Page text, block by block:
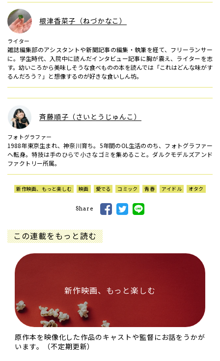
根津香菜子（ねづかなこ）
ライター
雑誌編集部のアシスタントや新聞記事の編集・執筆を経て、フリーランサー
に。学生時代、入院中に読んだインタビュー記事に胸が震え、ライターを志
す。幼いころから美味しそうな食べものの本を読んでは「これはどんな味がす
るんだろう？」と想像するのが好きな食いしん坊。
斉藤順子（さいとうじゅんこ）
フォトグラファー
1988年東京生まれ、神奈川育ち。5年間のOL生活ののち、フォトグラファー
へ転身。特技は手のひらで小さなゴミを集めること。ダルクモデルズアンド
ファクトリー所属。
新作映画、もっと楽しむ 映画 愛でる コミック 青春 アイドル オタク
Share
この連載をもっと読む
新作映画、もっと楽しむ
原作本を映像化した作品のキャストや監督にお話をうかが
います。（不定期更新）